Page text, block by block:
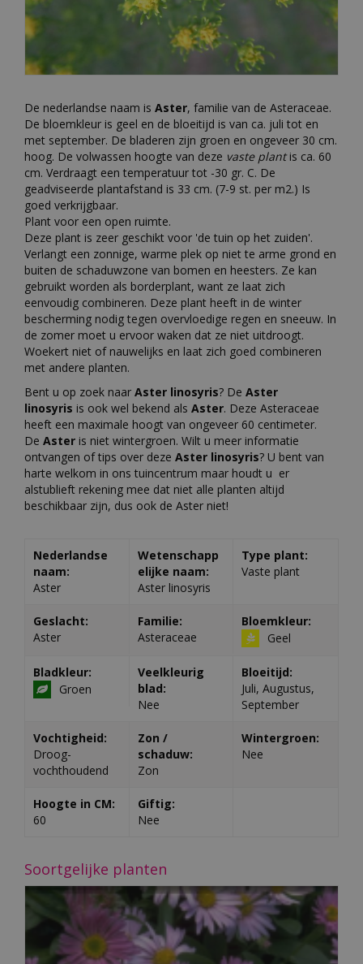
De nederlandse naam is Aster, familie van de Asteraceae.
De bloemkleur is geel en de bloeitijd is van ca. juli tot en
met september. De bladeren zijn groen en ongeveer 30 cm.
hoog. De volwassen hoogte van deze vaste plantis ca. 60
cm. Verdraagt een temperatuur tot -30 gr. C. De
geadviseerde plantafstand is 33 cm. (7-9 st. per m2.) Is
goed verkrijgbaar.
Plant voor een open ruimte.
Deze plant is zeer geschikt voor 'de tuin op het zuiden'.
Verlangt een zonnige, warme plek op niet te arme grond en
buiten de schaduwzone van bomen en heesters. Ze kan
gebruikt worden als borderplant, want ze laat zich
eenvoudig combineren. Deze plant heeft in de winter
bescherming nodig tegen overvloedige regen en sneeuw. In
de zomer moet u ervoor waken dat ze niet uitdroogt.
Woekert niet of nauwelijks en laat zich goed combineren
met andere planten.
Bent u op zoek naar Aster linosyris? De Aster
linosyris is ook wel bekend als Aster. Deze Asteraceae
heeft een maximale hoogt van ongeveer 60 centimeter.
De Aster is niet wintergroen. Wilt u meer informatie
ontvangen of tips over deze Aster linosyris? U bent van
harte welkom in ons tuincentrum maar houdt u er
alstublieft rekening mee dat niet alle planten altijd
beschikbaar zijn, dus ook de Aster niet!
Nederlandse
naam:
Aster
Wetenschapp
elijke naam:
Aster linosyris
Type plant:
Vaste plant
Geslacht:
Aster
Familie:
Asteraceae
Bloemkleur:
Geel
Bladkleur:
Groen
Veelkleurig
blad:
Nee
Bloeitijd:
Juli, Augustus,
September
Vochtigheid:
Droog-
vochthoudend
Zon /
schaduw:
Zon
Wintergroen:
Nee
Hoogte in CM:
60
Giftig:
Nee
Soortgelijke planten